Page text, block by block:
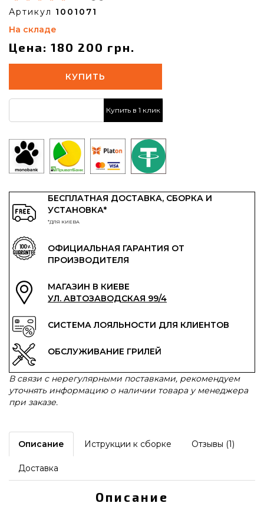
Артикул 1001071
На складе
Цена: 180 200 грн.
КУПИТЬ
Купить в 1 клик
БЕСПЛАТНАЯ ДОСТАВКА, СБОРКА И
УСТАНОВКА*
*ДЛЯ КИЕВА
ОФИЦИАЛЬНАЯ ГАРАНТИЯ ОТ
ПРОИЗВОДИТЕЛЯ
МАГАЗИН В КИЕВЕ
УЛ. АВТОЗАВОДСКАЯ 99/4
СИСТЕМА ЛОЯЛЬНОСТИ ДЛЯ КЛИЕНТОВ
ОБСЛУЖИВАНИЕ ГРИЛЕЙ
В связи с нерегулярными поставками, рекомендуем
уточнять информацию о наличии товара у менеджера
при заказе.
Описание Иструкции к сборке Отзывы (1)
Доставка
Описание